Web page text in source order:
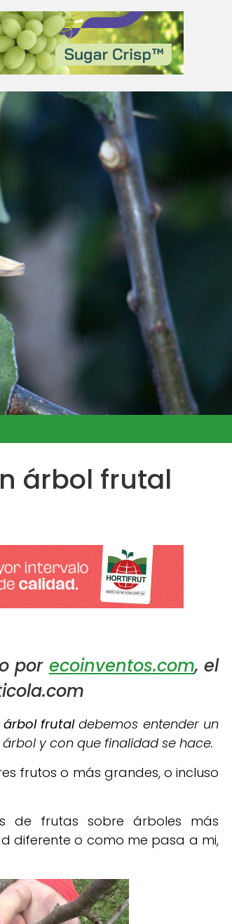
árbol frutal
por ecoinventos.com, el
frutaldebemos entender un
y con que finalidad se hace.
frutos o más grandes, o incluso
de frutas sobre árboles más
diferente o como me pasa a mi,